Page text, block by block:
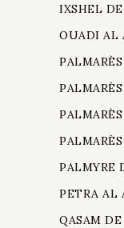
IXSHEL
OUADI AL
PALMYRE
PETRA AL
QASAM